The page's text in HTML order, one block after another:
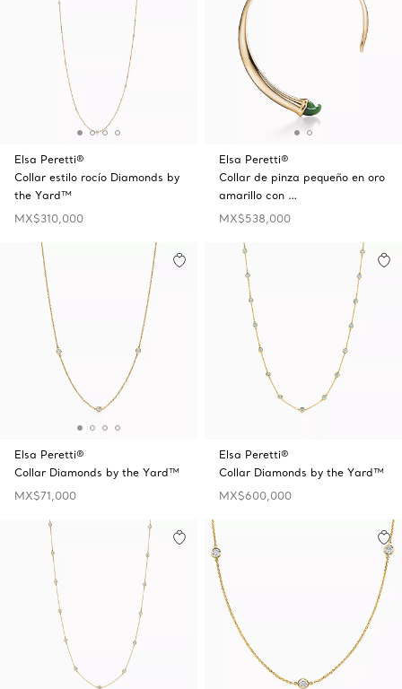
Elsa Peretti®
Collar estilo rocío Diamonds by
the Yard™
MX$310,000
Elsa Peretti®
Collar de pinza pequeño en oro
amarillo con …
MX$538,000
Elsa Peretti®
Collar Diamonds by the Yard™
MX$71,000
Elsa Peretti®
Collar Diamonds by the Yard™
MX$600,000